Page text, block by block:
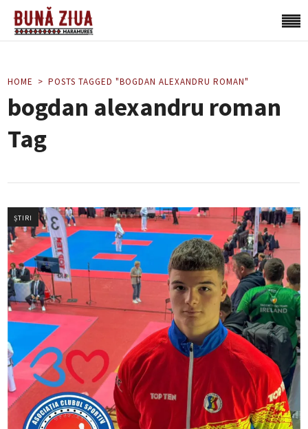
HOME POSTS TAGGED "BOGDAN ALEXANDRU ROMAN"
bogdan alexandru roman
Tag
ȘTIRI